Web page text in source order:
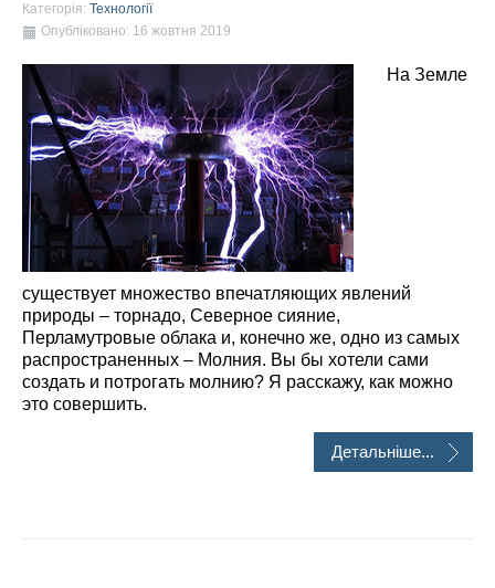
Категорія: Технології
Опубліковано: 16 жовтня 2019
На Земле
существует множество впечатляющих явлений
природы – торнадо, Северное сияние,
Перламутровые облака и, конечно же, одно из самых
распространенных – Молния. Вы бы хотели сами
создать и потрогать молнию? Я расскажу, как можно
это совершить.
Детальніше...